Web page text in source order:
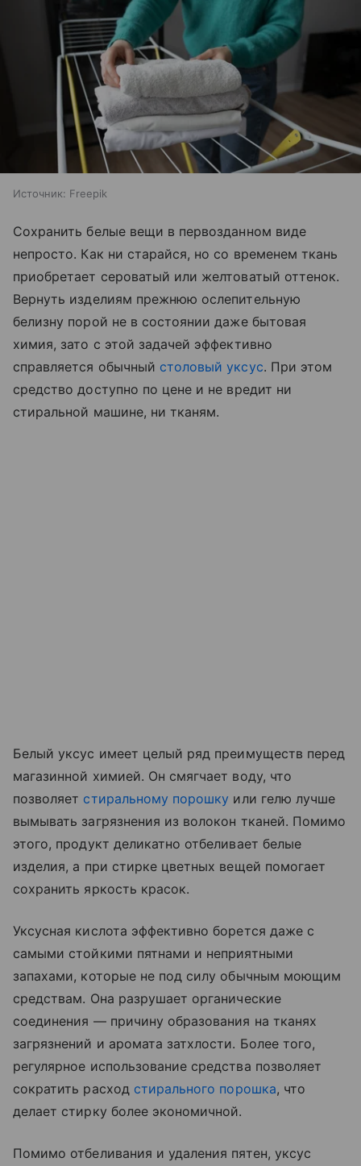
Источник: Freepik
Сохранить белые вещи в первозданном виде
непросто. Как ни старайся, но со временем ткань
приобретает сероватый или желтоватый оттенок.
Вернуть изделиям прежнюю ослепительную
белизну порой не в состоянии даже бытовая
химия, зато с этой задачей эффективно
справляется обычный столовый уксус. При этом
средство доступно по цене и не вредит ни
стиральной машине, ни тканям.
Белый уксус имеет целый ряд преимуществ перед
магазинной химией. Он смягчает воду, что
позволяет стиральному порошку или гелю лучше
вымывать загрязнения из волокон тканей. Помимо
этого, продукт деликатно отбеливает белые
изделия, а при стирке цветных вещей помогает
сохранить яркость красок.
Уксусная кислота эффективно борется даже с
самыми стойкими пятнами и неприятными
запахами, которые не под силу обычным моющим
средствам. Она разрушает органические
соединения — причину образования на тканях
загрязнений и аромата затхлости. Более того,
регулярное использование средства позволяет
сократить расход стирального порошка, что
делает стирку более экономичной.
Помимо отбеливания и удаления пятен, уксус